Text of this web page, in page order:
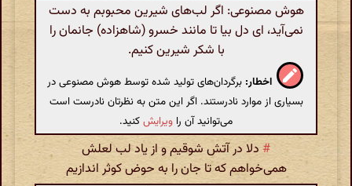
هوش مصنوعی: اگر لب‌های شیرین محبوبم به دست
نمی‌آید، ای دل بیا تا مانند خسرو (شاهزاده) جانمان را
با شکر شیرین کنیم.
اخطار: برگردان‌های تولید شده توسط هوش مصنوعی در
بسیاری از موارد نادرستند. اگر این متن به نظرتان نادرست است
می‌توانید آن را ویرایشکنید.
# دلا در آتش شوقیم و از یاد لب لعلش
همی‌خواهم که تا جان را به حوض کوثر اندازیم